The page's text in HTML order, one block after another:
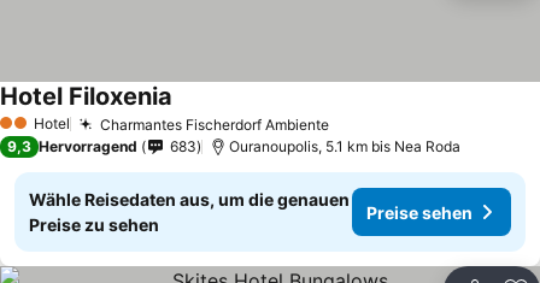
2 Sterne
Hotel Charmantes Fischerdorf Ambiente
Hotel Filoxenia
9,3 Hervorragend 683 Ouranoupolis, 5.1 km bis Nea Roda
Wähle Reisedaten aus, um die genauen
Preise zu sehen
Preise sehen